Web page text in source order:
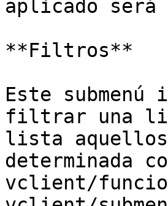
aplicado será
**Filtros**
Este
filtrar una
lista aquellos
determinada
vclient/